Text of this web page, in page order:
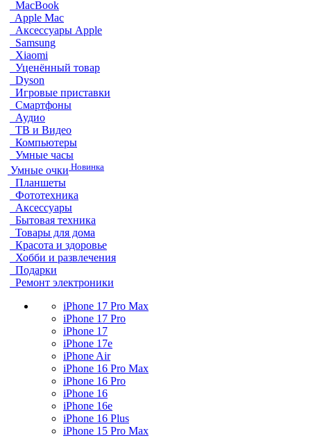
MacBook
Apple Mac
Аксессуары Apple
Samsung
Xiaomi
Уценённый товар
Dyson
Игровые приставки
Смартфоны
Аудио
ТВ и Видео
Компьютеры
Умные часы
Умные очки Новинка
Планшеты
Фототехника
Аксессуары
Бытовая техника
Товары для дома
Красота и здоровье
Хобби и развлечения
Подарки
Ремонт электроники
iPhone 17 Pro Max
iPhone 17 Pro
iPhone 17
iPhone 17e
iPhone Air
iPhone 16 Pro Max
iPhone 16 Pro
iPhone 16
iPhone 16e
iPhone 16 Plus
iPhone 15 Pro Max